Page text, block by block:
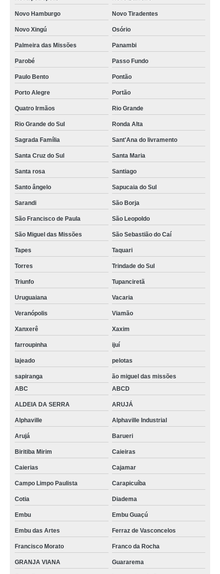
Novo Hamburgo Novo Tiradentes
Novo Xingú Osório
Palmeira das Missões Panambi
Parobé Passo Fundo
Paulo Bento Pontão
Porto Alegre Portão
Quatro Irmãos Rio Grande
Rio Grande do Sul Ronda Alta
Sagrada Família Sant'Ana do livramento
Santa Cruz do Sul Santa Maria
Santa rosa Santiago
Santo ângelo Sapucaia do Sul
Sarandi São Borja
São Francisco de Paula São Leopoldo
São Miguel das Missões São Sebastião do Caí
Tapes Taquari
Torres Trindade do Sul
Triunfo Tupanciretã
Uruguaiana Vacaria
Veranópolis Viamão
Xanxerê Xaxim
farroupinha ijuí
lajeado pelotas
sapiranga
ão miguel das missões
ABC
ABCD
ALDEIA DA SERRA ARUJÁ
Alphaville Alphaville Industrial
Arujá Barueri
Biritiba Mirim Caieiras
Caierias Cajamar
Campo Limpo Paulista Carapicuíba
Cotia Diadema
Embu Embu Guaçú
Embu das Artes Ferraz de Vasconcelos
Francisco Morato Franco da Rocha
GRANJA VIANA Guararema